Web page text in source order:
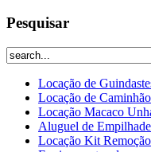
Pesquisar
Locação de
Locação de
Locação Macaco
Aluguel de
Locação Kit Remoção